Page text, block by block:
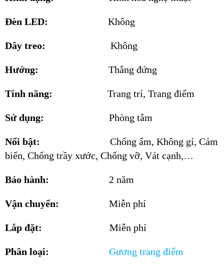
Đèn LED: Không
Dây treo: Không
Hướng: Thẳng đứng
Tính năng: Trang trí, Trang điểm
Sử dụng: Phòng tắm
Nổi bật: Chống ẩm, Không gỉ, Cảm
biến, Chống trầy xước, Chống vỡ, Vát cạnh,…
Bảo hành: 2 năm
Vận chuyển: Miễn phí
Lắp đặt: Miễn phí
Phân loại: Gương trang điểm